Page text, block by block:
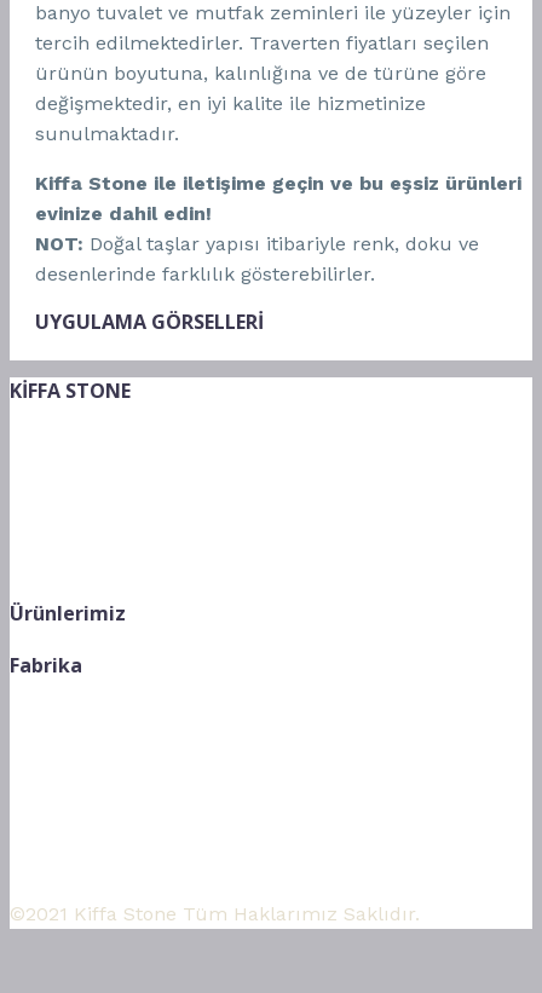
banyo tuvalet ve mutfak zeminleri ile yüzeyler için
tercih edilmektedirler. Traverten fiyatları seçilen
ürünün boyutuna, kalınlığına ve de türüne göre
değişmektedir, en iyi kalite ile hizmetinize
sunulmaktadır.
Kiffa Stone ile iletişime geçin ve bu eşsiz ürünleri
evinize dahil edin!
NOT: Doğal taşlar yapısı itibariyle renk, doku ve
desenlerinde farklılık gösterebilirler.
UYGULAMA GÖRSELLERİ
KİFFA STONE
Ürünlerimiz
Fabrika
©2021 Kiffa Stone Tüm Haklarımız Saklıdır.